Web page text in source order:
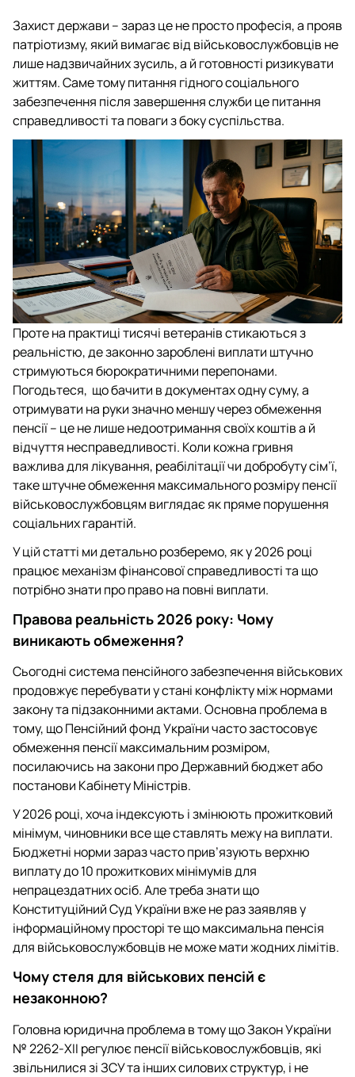
Захист держави – зараз це не просто професія, а прояв
патріотизму, який вимагає від військовослужбовців не
лише надзвичайних зусиль, а й готовності ризикувати
життям. Саме тому питання гідного соціального
забезпечення після завершення служби це питання
справедливості та поваги з боку суспільства.
Проте на практиці тисячі ветеранів стикаються з
реальністю, де законно зароблені виплати штучно
стримуються бюрократичними перепонами.
Погодьтеся, що бачити в документах одну суму, а
отримувати на руки значно меншу через обмеження
пенсії – це не лише недоотримання своїх коштів а й
відчуття несправедливості. Коли кожна гривня
важлива для лікування, реабілітації чи добробуту сім’ї,
таке штучне обмеження максимального розміру пенсії
військовослужбовцям виглядає як пряме порушення
соціальних гарантій.
У цій статті ми детально розберемо, як у 2026 році
працює механізм фінансової справедливості та що
потрібно знати про право на повні виплати.
Правова реальність 2026 року: Чому
виникають обмеження?
Сьогодні система пенсійного забезпечення військових
продовжує перебувати у стані конфлікту між нормами
закону та підзаконними актами. Основна проблема в
тому, що Пенсійний фонд України часто застосовує
обмеження пенсії максимальним розміром,
посилаючись на закони про Державний бюджет або
постанови Кабінету Міністрів.
У 2026 році, хоча індексують і змінюють прожитковий
мінімум, чиновники все ще ставлять межу на виплати.
Бюджетні норми зараз часто прив’язують верхню
виплату до 10 прожиткових мінімумів для
непрацездатних осіб. Але треба знати що
Конституційний Суд України вже не раз заявляв у
інформаційному просторі те що максимальна пенсія
для військовослужбовців не може мати жодних лімітів.
Чому стеля для військових пенсій є
незаконною?
Головна юридична проблема в тому що Закон України
№ 2262‑XII регулює пенсії військовослужбовців, які
звільнилися зі ЗСУ та інших силових структур, і не